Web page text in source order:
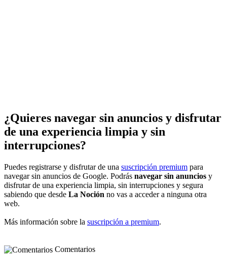
¿Quieres navegar sin anuncios y disfrutar
de una experiencia limpia y sin
interrupciones?
Puedes registrarse y disfrutar de una suscripción premium para
navegar sin anuncios de Google. Podrás navegar sin anuncios y
disfrutar de una experiencia limpia, sin interrupciones y segura
sabiendo que desde La Noción no vas a acceder a ninguna otra
web.
Más información sobre la suscripción a premium.
Comentarios